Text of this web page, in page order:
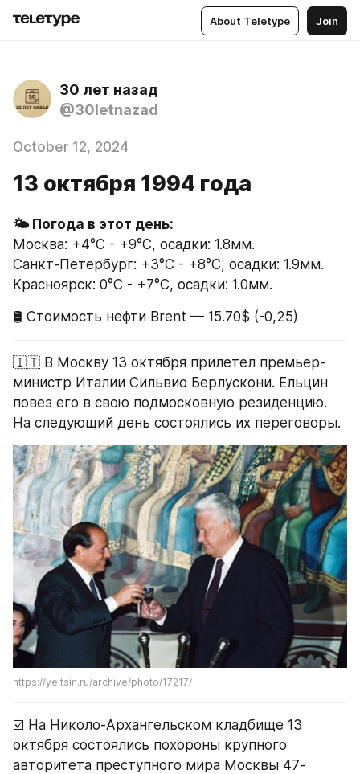
About Teletype Join
30 лет назад
@30letnazad
October 12, 2024
13 октября 1994 года
Москва: +4°C - +9°C, осадки: 1.8мм.
Санкт-Петербург: +3°C - +8°C, осадки: 1.9мм.
Красноярск: 0°C - +7°C, осадки: 1.0мм.
🛢 Стоимость нефти Brent — 15.70$ (-0,25)
🇮🇹 В Москву 13 октября прилетел премьер-
министр Италии Сильвио Берлускони. Ельцин
повез его в свою подмосковную резиденцию.
На следующий день состоялись их переговоры.
https://yeltsin.ru/archive/photo/17217/
☑️ На Николо-Архангельском кладбище 13
октября состоялись похороны крупного
авторитета преступного мира Москвы 47-